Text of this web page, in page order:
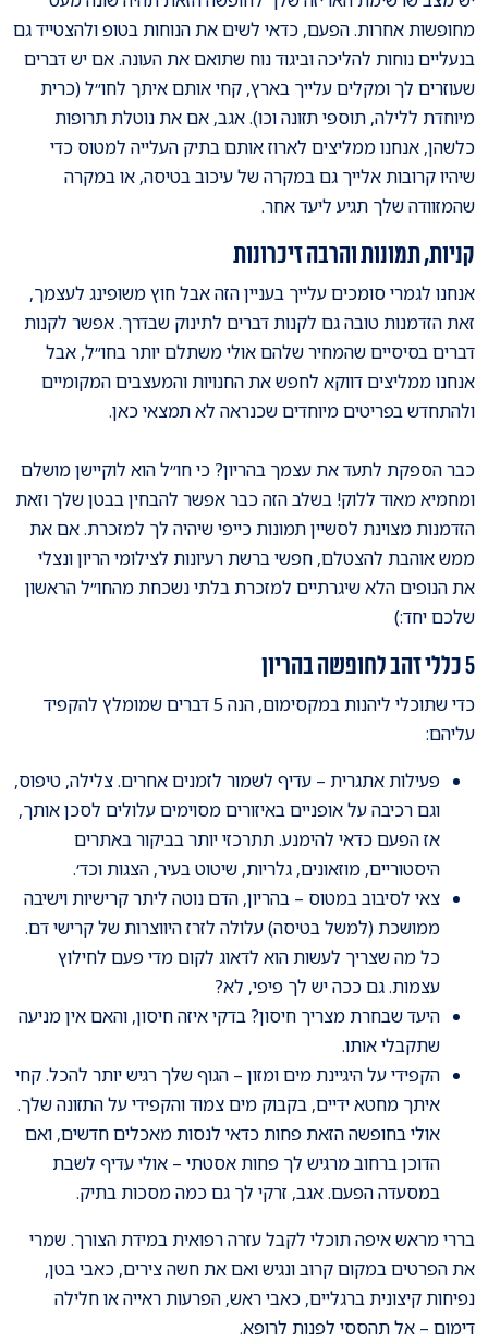
מחופשות אחרות. הפעם, כדאי לשים את הנוחות בטופ ולהצטייד גם
בנעליים נוחות להליכה וביגוד נוח שתואם את העונה. אם יש דברים
שעוזרים לך ומקלים עלייך בארץ, קחי אותם איתך לחו״ל (כרית
מיוחדת ללילה, תוספי תזונה וכו). אגב, אם את נוטלת תרופות
כלשהן, אנחנו ממליצים לארוז אותם בתיק העלייה למטוס כדי
שיהיו קרובות אלייך גם במקרה של עיכוב בטיסה, או במקרה
שהמזוודה שלך תגיע ליעד אחר.
קניות, תמונות והרבה זיכרונות
אנחנו לגמרי סומכים עלייך בעניין הזה אבל חוץ משופינג לעצמך,
זאת הזדמנות טובה גם לקנות דברים לתינוק שבדרך. אפשר לקנות
דברים בסיסיים שהמחיר שלהם אולי משתלם יותר בחו״ל, אבל
אנחנו ממליצים דווקא לחפש את החנויות והמעצבים המקומיים
ולהתחדש בפריטים מיוחדים שכנראה לא תמצאי כאן.
כבר הספקת לתעד את עצמך בהריון? כי חו״ל הוא לוקיישן מושלם
ומחמיא מאוד ללוק! בשלב הזה כבר אפשר להבחין בבטן שלך וזאת
הזדמנות מצוינת לסשיין תמונות כייפי שיהיה לך למזכרת. אם את
ממש אוהבת להצטלם, חפשי ברשת רעיונות לצילומי הריון ונצלי
את הנופים הלא שיגרתיים למזכרת בלתי נשכחת מהחו״ל הראשון
שלכם יחד:)
5 כללי זהב לחופשה בהריון
כדי שתוכלי ליהנות במקסימום, הנה 5 דברים שמומלץ להקפיד
עליהם:
פעילות אתגרית – עדיף לשמור לזמנים אחרים. צלילה, טיפוס,
וגם רכיבה על אופניים באיזורים מסוימים עלולים לסכן אותך,
אז הפעם כדאי להימנע. תתרכזי יותר בביקור באתרים
היסטוריים, מוזאונים, גלריות, שיטוט בעיר, הצגות וכד׳.
צאי לסיבוב במטוס – בהריון, הדם נוטה ליתר קרישיות וישיבה
ממושכת (למשל בטיסה) עלולה לזרז היווצרות של קרישי דם.
כל מה שצריך לעשות הוא לדאוג לקום מדי פעם לחילוץ
עצמות. גם ככה יש לך פיפי, לא?
היעד שבחרת מצריך חיסון? בדקי איזה חיסון, והאם אין מניעה
שתקבלי אותו.
הקפידי על היגיינת מים ומזון – הגוף שלך רגיש יותר להכל. קחי
איתך מחטא ידיים, בקבוק מים צמוד והקפידי על התזונה שלך.
אולי בחופשה הזאת פחות כדאי לנסות מאכלים חדשים, ואם
הדוכן ברחוב מרגיש לך פחות אסטתי – אולי עדיף לשבת
במסעדה הפעם. אגב, זרקי לך גם כמה מסכות בתיק.
בררי מראש איפה תוכלי לקבל עזרה רפואית במידת הצורך. שמרי
את הפרטים במקום קרוב ונגיש ואם את חשה צירים, כאבי בטן,
נפיחות קיצונית ברגליים, כאבי ראש, הפרעות ראייה או חלילה
דימום – אל תהססי לפנות לרופא.